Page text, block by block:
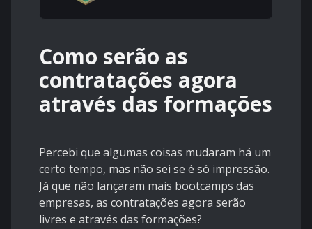
Como serão as
contratações agora
através das formações
Percebi que algumas coisas mudaram há um
certo tempo, mas não sei se é só impressão.
Já que não lançaram mais bootcamps das
empresas, as contratações agora serão
livres e através das formações?